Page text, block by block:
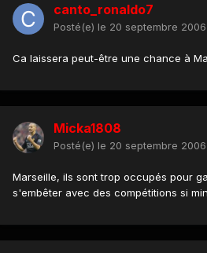
canto_ronaldo7
Posté(e) le 20 septembre 2006
Ca laissera peut-être une chance à
Micka1808
Posté(e) le 20 septembre 2006
Marseille, ils sont trop occupés pour
s'embêter avec des compétitions si